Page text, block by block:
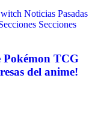
Noticias Pasadas
Secciones
Pokémon TCG
del anime!